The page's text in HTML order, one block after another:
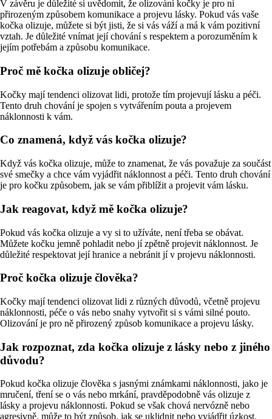
V závěru je důležité si uvědomit, že olizování kočky je pro ni
přirozeným způsobem komunikace a projevu lásky. Pokud vás vaše
kočka olizuje, můžete si být jisti, že si vás váží a má k vám pozitivní
vztah. Je důležité vnímat její chování s respektem a porozuměním k
jejím potřebám a způsobu komunikace.
Proč mě kočka olizuje obličej?
Kočky mají tendenci olizovat lidi, protože tím projevují lásku a péči.
Tento druh chování je spojen s vytvářením pouta a projevem
náklonnosti k vám.
Co znamená, když vás kočka olizuje?
Když vás kočka olizuje, může to znamenat, že vás považuje za součást
své smečky a chce vám vyjádřit náklonnost a péči. Tento druh chování
je pro kočku způsobem, jak se vám přiblížit a projevit vám lásku.
Jak reagovat, když mě kočka olizuje?
Pokud vás kočka olizuje a vy si to užíváte, není třeba se obávat.
Můžete kočku jemně pohladit nebo jí zpětně projevit náklonnost. Je
důležité respektovat její hranice a nebránit jí v projevu náklonnosti.
Proč kočka olizuje člověka?
Kočky mají tendenci olizovat lidi z různých důvodů, včetně projevu
náklonnosti, péče o vás nebo snahy vytvořit si s vámi silné pouto.
Olizování je pro ně přirozený způsob komunikace a projevu lásky.
Jak rozpoznat, zda kočka olizuje z lásky nebo z jiného
důvodu?
Pokud kočka olizuje člověka s jasnými známkami náklonnosti, jako je
mručení, tření se o vás nebo mrkání, pravděpodobně vás olizuje z
lásky a projevu náklonnosti. Pokud se však chová nervózně nebo
agresivně, může to být způsob, jak se uklidnit nebo vyjádřit úzkost.